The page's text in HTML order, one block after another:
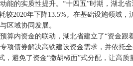
的实质性提升。“十四五”时期，湖北
较2020年下降13.5%。在基础设施领域
区域协同发展。
算内资金的联动，湖北省建立了“资金跟
项债券解决高铁建设资金需求，并依托
避免了资金“撒胡椒面”式分配，让高质